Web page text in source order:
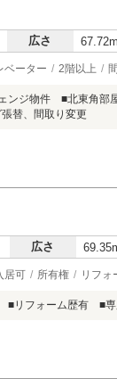
広さ 67.72m
ベーター 2階以上
ンジ物件 ■北東角部
替、間取り変更
広さ
居可 所有権 リフォ
リフォーム歴有 ■専